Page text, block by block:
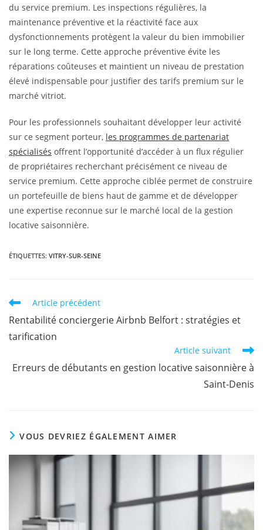
du service premium. Les inspections régulières, la
maintenance préventive et la réactivité face aux
dysfonctionnements protègent la valeur du bien immobilier
sur le long terme. Cette approche préventive évite les
réparations coûteuses et maintient un niveau de prestation
élevé indispensable pour justifier des tarifs premium sur le
marché vitriot.
Pour les professionnels souhaitant développer leur activité
sur ce segment porteur, les programmes de partenariat
spécialisés offrent l’opportunité d’accéder à un flux régulier
de propriétaires recherchant précisément ce niveau de
service premium. Cette approche ciblée permet de construire
un portefeuille de biens haut de gamme et de développer
une expertise reconnue sur le marché local de la gestion
locative saisonnière.
ÉTIQUETTES: VITRY-SUR-SEINE
Article précédent
Rentabilité conciergerie Airbnb Belfort : stratégies et
tarification
Article suivant
Erreurs de débutants en gestion locative saisonnière à
Saint-Denis
VOUS DEVRIEZ ÉGALEMENT AIMER